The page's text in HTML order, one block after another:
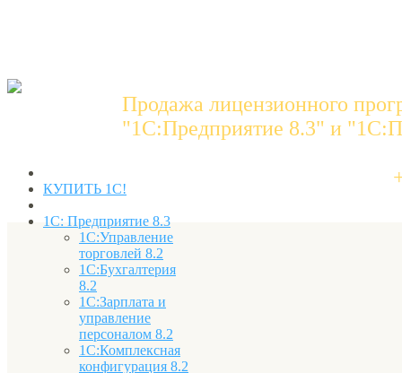
Продажа лицензионного
"1C:Предприятие 8.3" и
КУПИТЬ 1С!
1С: Предприятие 8.3
1С:Управление
торговлей 8.2
1С:Бухгалтерия
8.2
1С:Зарплата и
управление
персоналом 8.2
1С:Комплексная
конфигурация 8.2